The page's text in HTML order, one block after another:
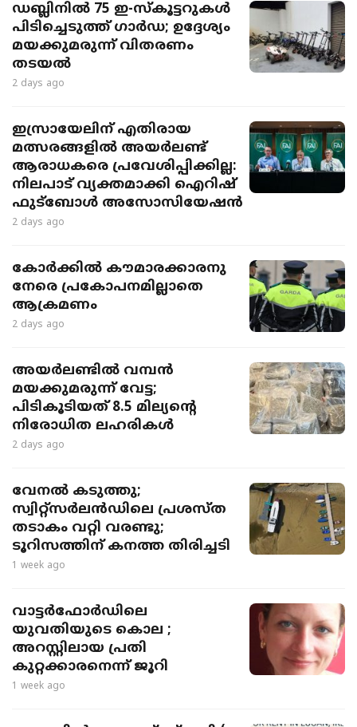
ഡബ്ലിനിൽ 75 ഇ-സ്കൂട്ടറുകൾ
പിടിച്ചെടുത്ത് ഗാർഡ; ഉദ്ദേശ്യം
മയക്കുമരുന്ന് വിതരണം
തടയൽ
2 days ago
ഇസ്രായേലിന് എതിരായ
മത്സരങ്ങളിൽ അയർലണ്ട്
ആരാധകരെ പ്രവേശിപ്പിക്കില്ല:
നിലപാട് വ്യക്തമാക്കി ഐറിഷ്
ഫുട്ബോൾ അസോസിയേഷൻ
2 days ago
കോർക്കിൽ കൗമാരക്കാരനു
നേരെ പ്രകോപനമില്ലാതെ
ആക്രമണം
2 days ago
അയർലണ്ടിൽ വമ്പൻ
മയക്കുമരുന്ന് വേട്ട;
പിടികൂടിയത് 8.5 മില്യന്റെ
നിരോധിത ലഹരികൾ
2 days ago
വേനൽ കടുത്തു;
സ്വിറ്റ്സർലൻഡിലെ പ്രശസ്ത
തടാകം വറ്റി വരണ്ടു;
ടൂറിസത്തിന് കനത്ത തിരിച്ചടി
1 week ago
വാട്ടർഫോർഡിലെ
യുവതിയുടെ കൊല ;
അറസ്റ്റിലായ പ്രതി
കുറ്റക്കാരനെന്ന് ജൂറി
1 week ago